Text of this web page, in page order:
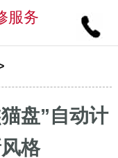
服务
盘”自动计
格